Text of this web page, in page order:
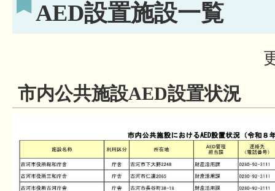
AED設置施設一覧
市内公共施設AED設置状況